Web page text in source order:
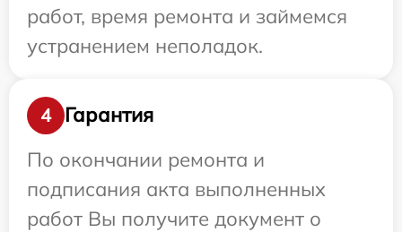
работ, время ремонта и займемся
устранением неполадок.
4
Гарантия
По окончании ремонта и
подписания акта выполненных
работ Вы получите документ о